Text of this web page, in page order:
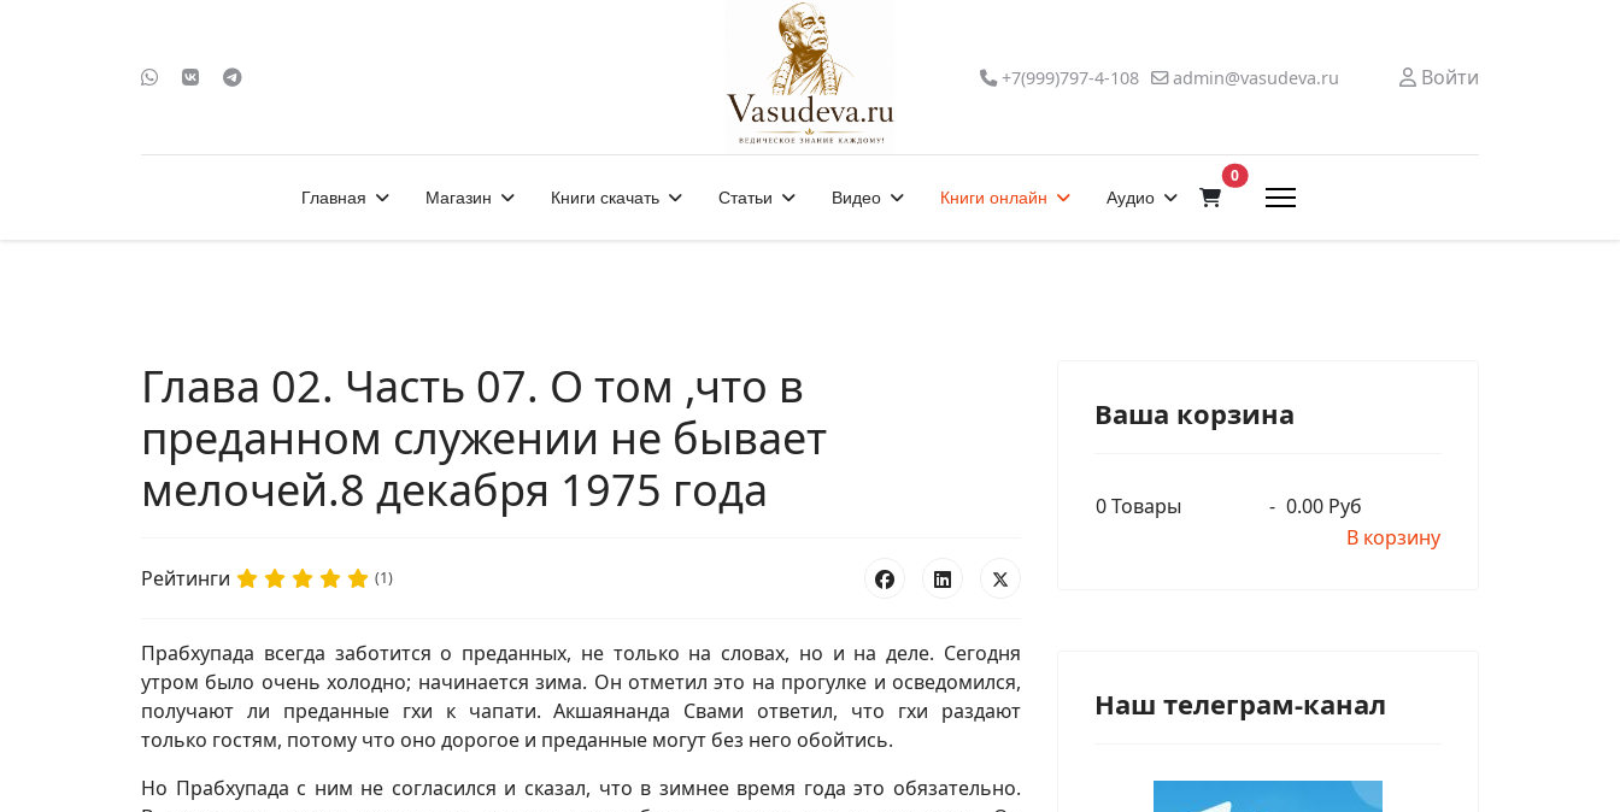
+7(999)797-4-108 admin@vasudeva.ru Войти
Главная Магазин Книги скачать Статьи Видео Книги онлайн Аудио
0В корзину
Глава 02. Часть 07. О том ,что в
преданном служении не бывает
мелочей.8 декабря 1975 года
Рейтинги (1)
Прабхупада всегда заботится о преданных, не только на словах, но и на деле. Сегодня
утром было очень холодно; начинается зима. Он отметил это на прогулке и осведомился,
получают ли преданные гхи к чапати. Акшаянанда Свами ответил, что гхи раздают
только гостям, потому что оно дорогое и преданные могут без него обойтись.
Но Прабхупада с ним не согласился и сказал, что в зимнее время года это обязательно.
Ваша корзина
0Товары - 0.00 Руб
В корзину
Наш телеграм-канал